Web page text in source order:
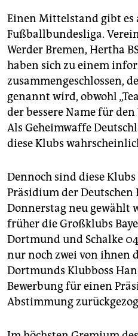
Einen Mittelstand gibt es
Fußballbundesliga.
Werder Bremen, Hertha
haben sich zu einem
zusammengeschlossen,
genannt wird, obwohl
der bessere Name für
Als Geheimwaffe
diese Klubs
Dennoch sind diese
Präsidium der Deutschen
Donnerstag neu gewählt
früher die Großklubs
Dortmund und Schalke
nur noch zwei von ihnen
Dortmunds Klubboss
Bewerbung für einen
Abstimmung